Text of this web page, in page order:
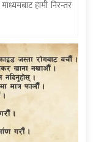
हामी निरन्तर